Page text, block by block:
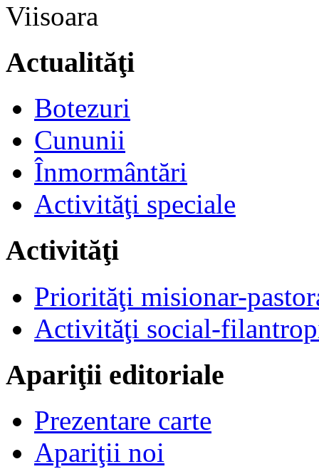
Actualităţi
Botezuri
Cununii
Înmormântări
Activităţi speciale
Activităţi
Priorităţi misionar-
Activităţi social-
Apariţii editoriale
Prezentare carte
Apariţii noi